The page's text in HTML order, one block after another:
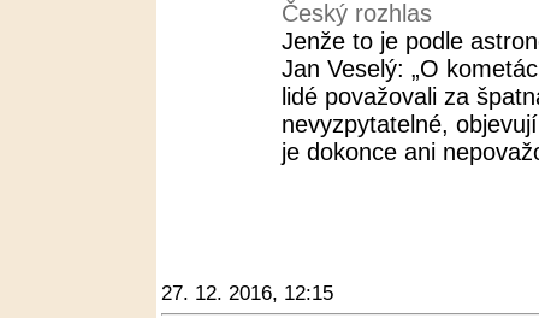
Český rozhlas
Jenže to je podle
Jan Veselý: „O
lidé považovali za
nevyzpytatelné,
je dokonce ani
27. 12. 2016, 12:15